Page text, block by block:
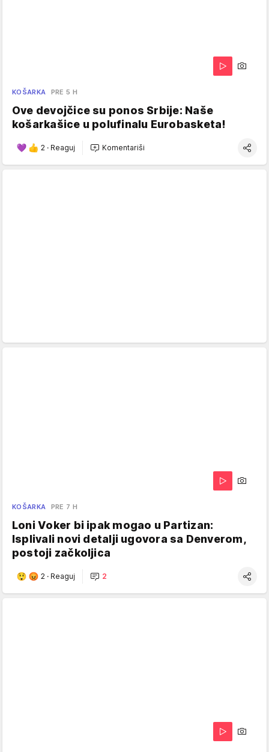
KOŠARKA PRE 5 H
Ove devojčice su ponos Srbije: Naše
košarkašice u polufinalu Eurobasketa!
2 · Reaguj Komentariši
KOŠARKA PRE 7 H
Loni Voker bi ipak mogao u Partizan:
Isplivali novi detalji ugovora sa Denverom,
postoji začkoljica
2 · Reaguj 2